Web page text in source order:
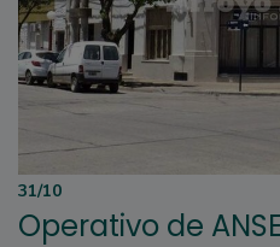
31/10
Operativo de